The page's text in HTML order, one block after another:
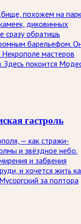
похожем на
диковинных
сразу обратишь
барельефом.
мастеров
Здесь покоится
гастроль
— как стражи-
и звёздное небо.
и забвения
и хочется жить
за полтора